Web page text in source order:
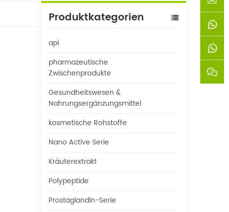
Produktkategorien
api
pharmazeutische
Zwischenprodukte
Gesundheitswesen &
Nahrungsergänzungsmittel
kosmetische Rohstoffe
Nano Active Serie
Kräuterextrakt
Polypeptide
Prostaglandin-Serie
5853819